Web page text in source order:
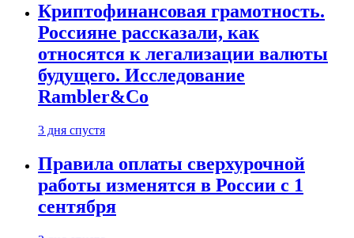
Криптофинансовая грамотность.
Россияне рассказали, как
относятся к легализации валюты
будущего. Исследование
Rambler&Co
3 дня спустя
Правила оплаты сверхурочной
работы изменятся в России с 1
сентября